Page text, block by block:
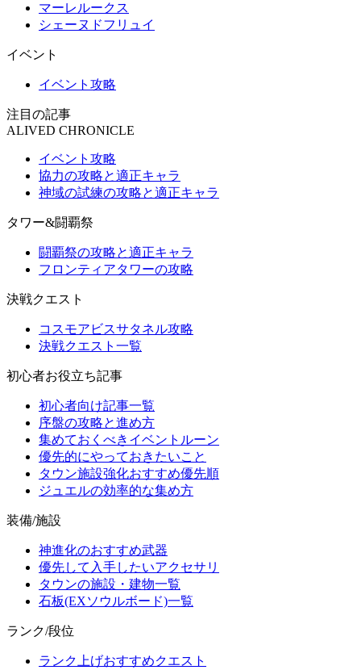
マーレルークス
シェーヌドフリュイ
イベント
イベント攻略
注目の記事
ALIVED CHRONICLE
イベント攻略
協力の攻略と適正キャラ
神域の試練の攻略と適正キャラ
タワー&闘覇祭
闘覇祭の攻略と適正キャラ
フロンティアタワーの攻略
決戦クエスト
コスモアビスサタネル攻略
決戦クエスト一覧
初心者お役立ち記事
初心者向け記事一覧
序盤の攻略と進め方
集めておくべきイベントルーン
優先的にやっておきたいこと
タウン施設強化おすすめ優先順
ジュエルの効率的な集め方
装備/施設
神進化のおすすめ武器
優先して入手したいアクセサリ
タウンの施設・建物一覧
石板(EXソウルボード)一覧
ランク/段位
ランク上げおすすめクエスト